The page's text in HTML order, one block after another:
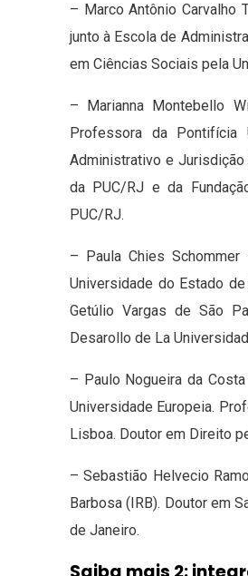
– Marco Antônio Carvalho
junto à Escola de
em Ciências Sociais pela
– Marianna Montebello
Professora da Pontifícia
Administrativo e
da PUC/RJ e da
PUC/RJ.
– Paula Chies
Universidade do Estado
Getúlio Vargas de São
Desarollo de La
– Paulo Nogueira da
Universidade Europeia.
Lisboa. Doutor em Direito
– Sebastião Helvecio
Barbosa (IRB). Doutor em
de Janeiro.